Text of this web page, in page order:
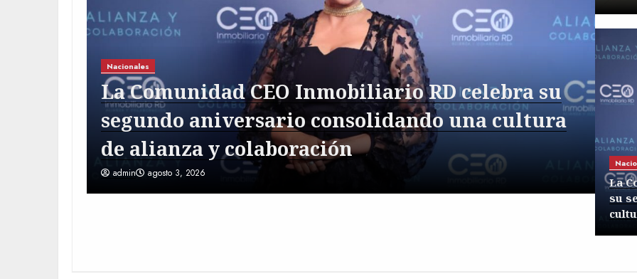
Nacionales
La Comunidad CEO Inmobiliario RD celebra su
segundo aniversario consolidando una cultura
de alianza y colaboración
admin agosto 3, 2026
La
su